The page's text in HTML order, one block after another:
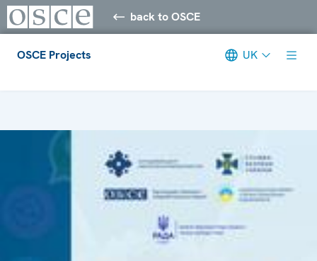
back to OSCE
OSCE Projects UK